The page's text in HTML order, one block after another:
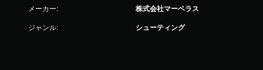
メーカー: 株式会社マーベラス
ジャンル: シューティング